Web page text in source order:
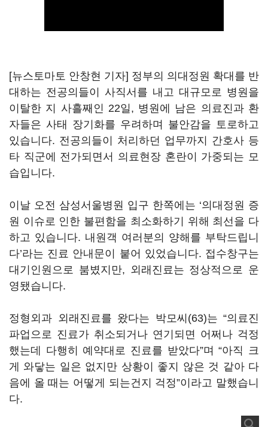
[뉴스토마토 안창현 기자] 정부의 의대정원 확대를 반
대하는 전공의들이 사직서를 내고 대규모로 병원을
이탈한 지 사흘째인 22일, 병원에 남은 의료진과 환
자들은 사태 장기화를 우려하며 불안감을 토로하고
있습니다. 전공의들이 처리하던 업무까지 간호사 등
타 직군에 전가되면서 의료현장 혼란이 가중되는 모
습입니다.
이날 오전 삼성서울병원 입구 한쪽에는 ‘의대정원 증
원 이슈로 인한 불편함을 최소화하기 위해 최선을 다
하고 있습니다. 내원객 여러분의 양해를 부탁드립니
다’라는 진료 안내문이 붙어 있었습니다. 접수창구는
대기인원으로 붐볐지만, 외래진료는 정상적으로 운
영됐습니다.
정형외과 외래진료를 왔다는 박모씨(63)는 “의료진
파업으로 진료가 취소되거나 연기되면 어쩌나 걱정
했는데 다행히 예약대로 진료를 받았다”며 “아직 크
게 와닿는 일은 없지만 상황이 좋지 않은 것 같아 다
음에 올 때는 어떻게 되는건지 걱정”이라고 말했습니
다.